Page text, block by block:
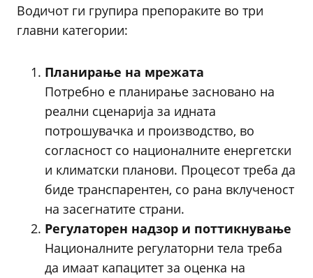
Водичот ги групира препораките во три
главни категории:
Планирање на мрежата
Потребно е планирање засновано на
реални сценарија за идната
потрошувачка и производство, во
согласност со националните енергетски
и климатски планови. Процесот треба да
биде транспарентен, со рана вклученост
на засегнатите страни.
Регулаторен надзор и поттикнување
Националните регулаторни тела треба
да имаат капацитет за оценка на